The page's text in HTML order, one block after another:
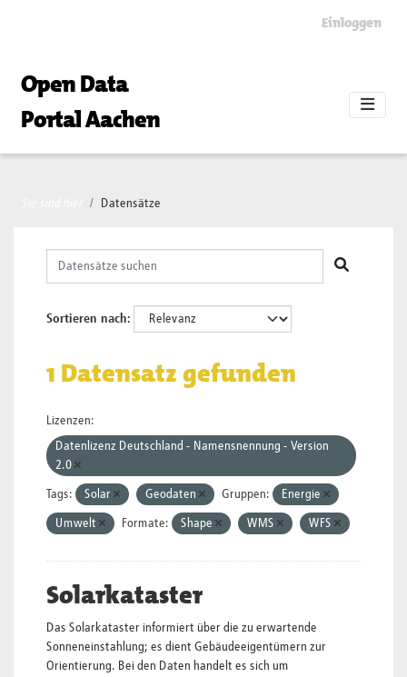
Einloggen
Open Data
Portal Aachen
Datensätze
Sortieren nach
1 Datensatz gefunden
Lizenzen:
Datenlizenz Deutschland - Namensnennung - Version
2.0
Tags: Solar Geodaten Gruppen: Energie
Umwelt Formate: Shape WMS WFS
Solarkataster
Das Solarkataster informiert über die zu erwartende
Sonneneinstahlung; es dient Gebäudeeigentümern zur
Orientierung. Bei den Daten handelt es sich um